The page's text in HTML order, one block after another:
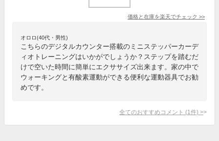
価格と在庫を楽天でチェック >>
オロロ(40代・男性)
こちらのデジタルカウンター搭載のミニステッパーカーデ
ィオトレーニングはいかがでしょうか？ステップを踏むだ
けで空いた時間に簡単にエクササイズ出来ます。家の中で
ウォーキングと有酸素運動ができる便利な運動器具でお勧
めです。
全てのおすすめコメント (1 件) >